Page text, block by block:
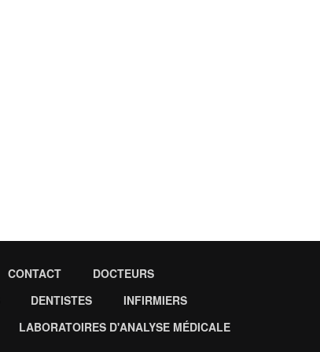
CONTACT
DOCTEURS
DENTISTES
INFIRMIERS
LABORATOIRES D'ANALYSE MÉDICALE